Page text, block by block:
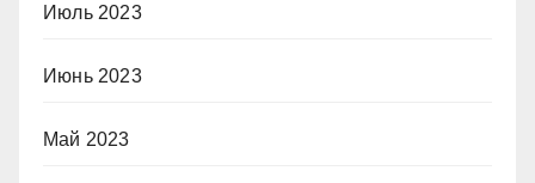
Июль 2023
Июнь 2023
Май 2023